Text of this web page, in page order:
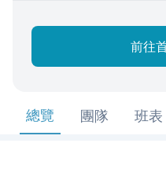
前往
總覽 團隊 班表